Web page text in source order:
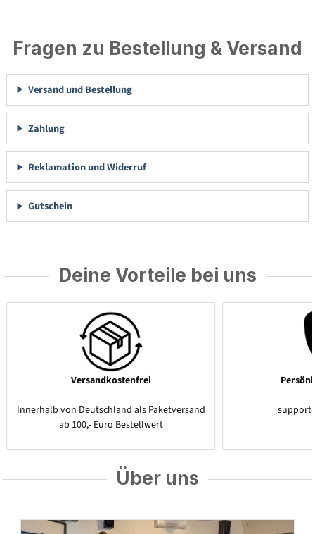
Fragen zu Bestellung & Versand
Versand und Bestellung
Zahlung
Reklamation und Widerruf
Gutschein
Deine Vorteile bei uns
Versandkostenfrei
Innerhalb von Deutschland als Paketversand
ab 100,- Euro Bestellwert
Über uns